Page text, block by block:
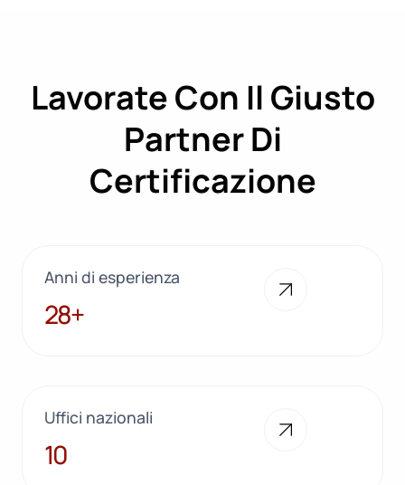
Lavorate Con Il Giusto
Partner Di
Certificazione
Anni di esperienza
28+
28+
Uffici nazionali
10
10